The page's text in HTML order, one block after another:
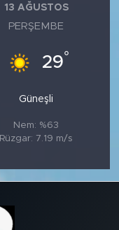
13 AĞUSTOS
PERŞEMBE
29°
Güneşli
Nem: %63
Rüzgar: 7.19 m/s